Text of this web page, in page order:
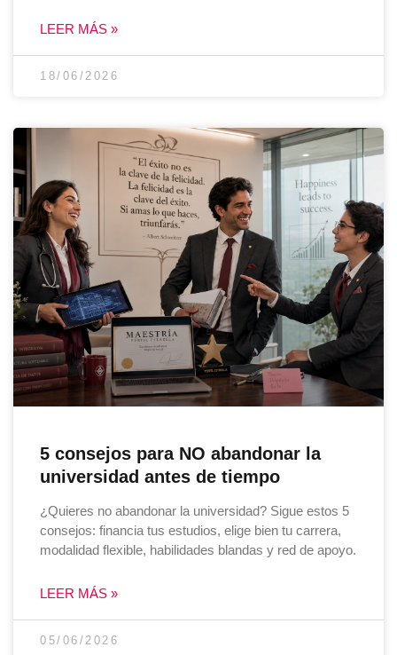
LEER MÁS »
18/06/2026
5 consejos para NO abandonar la
universidad antes de tiempo
¿Quieres no abandonar la universidad? Sigue estos 5
consejos: financia tus estudios, elige bien tu carrera,
modalidad flexible, habilidades blandas y red de apoyo.
LEER MÁS »
05/06/2026